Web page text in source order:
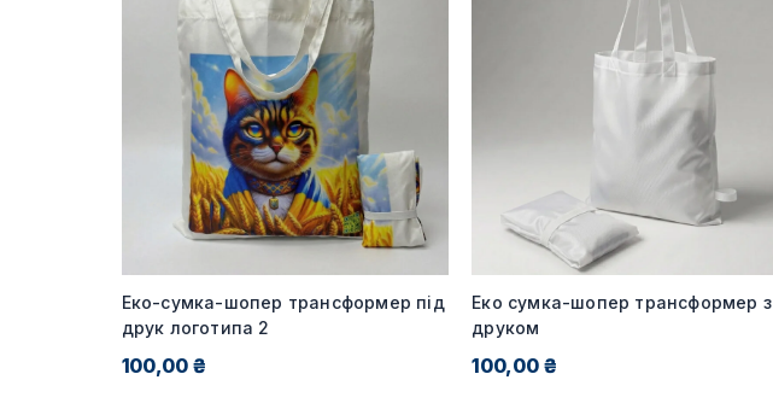
Еко-сумка-шопер трансформер під
друк логотипа 2
100,00 ₴
Еко сумка-шопер трансформер з
друком
100,00 ₴